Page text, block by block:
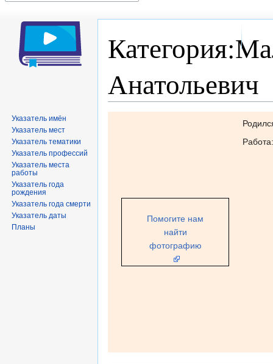
Анатольевич
Помогите нам
найти
фотографию
Работа:
Указатель имён
Указатель мест
Указатель тематики
Указатель профессий
Указатель места
работы
Указатель года
рождения
Указатель года смерти
Указатель даты
Планы